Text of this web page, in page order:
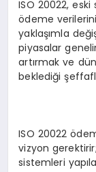
ISO 20022, eski
ödeme
yaklaşımla
piyasalar
artırmak ve
beklediği
ISO 20022
vizyon
sistemleri